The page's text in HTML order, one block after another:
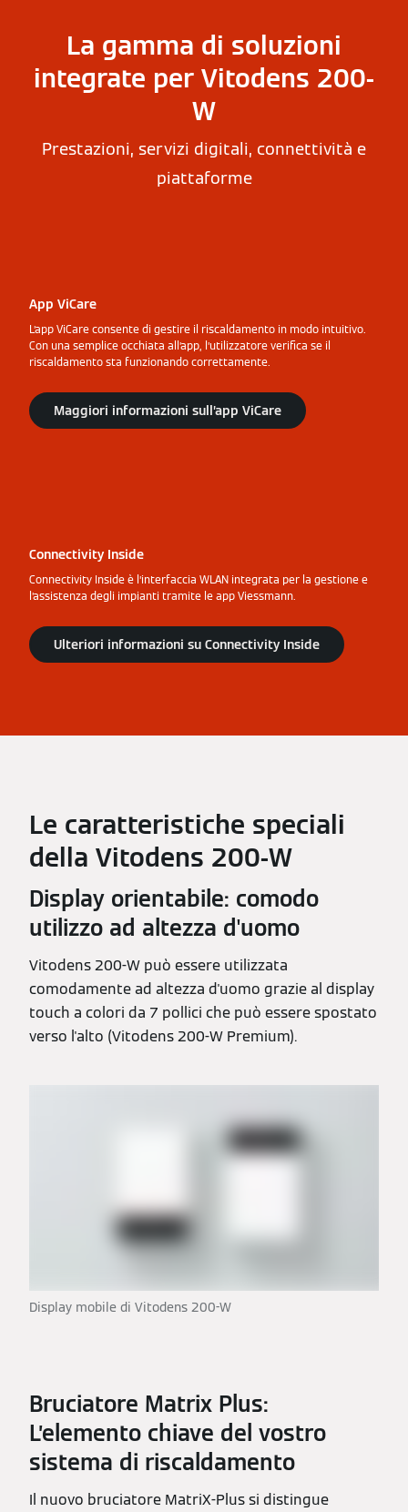
La gamma di soluzioni
integrate per Vitodens 200-
W
Prestazioni, servizi digitali, connettività e
piattaforme
App ViCare
L’app ViCare consente di gestire il riscaldamento in modo intuitivo.
Con una semplice occhiata all’app, l’utilizzatore verifica se il
riscaldamento sta funzionando correttamente.
Maggiori informazioni sull’app ViCare
Connectivity Inside
Connectivity Inside è l’interfaccia WLAN integrata per la gestione e
l’assistenza degli impianti tramite le app Viessmann.
Ulteriori informazioni su Connectivity Inside
Le caratteristiche speciali
della Vitodens 200‑W
Display orientabile: comodo
utilizzo ad altezza d'uomo
Vitodens 200-W può essere utilizzata
comodamente ad altezza d'uomo grazie al display
touch a colori da 7 pollici che può essere spostato
verso l'alto (Vitodens 200-W Premium).
Display mobile di Vitodens 200-W
Bruciatore Matrix Plus:
L’elemento chiave del vostro
sistema di riscaldamento
Il nuovo bruciatore MatriX-Plus si distingue